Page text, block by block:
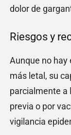
dolor de
Riesgos y
Aunque no hay
más letal, su
parcialmente a
previa o por
vigilancia